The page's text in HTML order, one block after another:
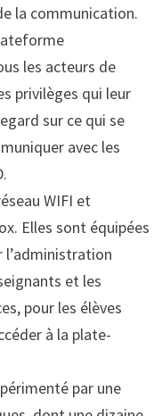
la communication.
les acteurs de
privilèges qui leur
sur ce qui se
avec les
WIFI et
Elles sont équipées
l’administration
et les
pour les élèves
à la plate-
par une